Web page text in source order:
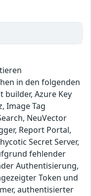
in den folgenden
builder, Azure Key
Image Tag
NeuVector
Report Portal,
Secret Server,
fehlender
Authentisierung,
Token und
authentisierter